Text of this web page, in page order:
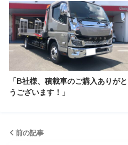
「B社様、積載車のご購入ありがと
うございます！」
前の記事